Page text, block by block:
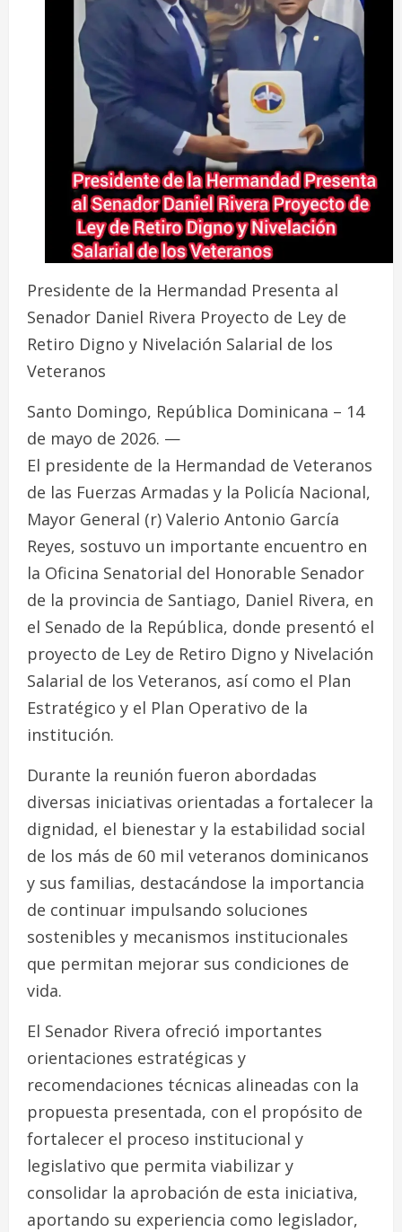
Presidente de la Hermandad Presenta al
Senador Daniel Rivera Proyecto de Ley de
Retiro Digno y Nivelación Salarial de los
Veteranos
Santo Domingo, República Dominicana – 14
de mayo de 2026. —
El presidente de la Hermandad de Veteranos
de las Fuerzas Armadas y la Policía Nacional,
Mayor General (r) Valerio Antonio García
Reyes, sostuvo un importante encuentro en
la Oficina Senatorial del Honorable Senador
de la provincia de Santiago, Daniel Rivera, en
el Senado de la República, donde presentó el
proyecto de Ley de Retiro Digno y Nivelación
Salarial de los Veteranos, así como el Plan
Estratégico y el Plan Operativo de la
institución.
Durante la reunión fueron abordadas
diversas iniciativas orientadas a fortalecer la
dignidad, el bienestar y la estabilidad social
de los más de 60 mil veteranos dominicanos
y sus familias, destacándose la importancia
de continuar impulsando soluciones
sostenibles y mecanismos institucionales
que permitan mejorar sus condiciones de
vida.
El Senador Rivera ofreció importantes
orientaciones estratégicas y
recomendaciones técnicas alineadas con la
propuesta presentada, con el propósito de
fortalecer el proceso institucional y
legislativo que permita viabilizar y
consolidar la aprobación de esta iniciativa,
aportando su experiencia como legislador,